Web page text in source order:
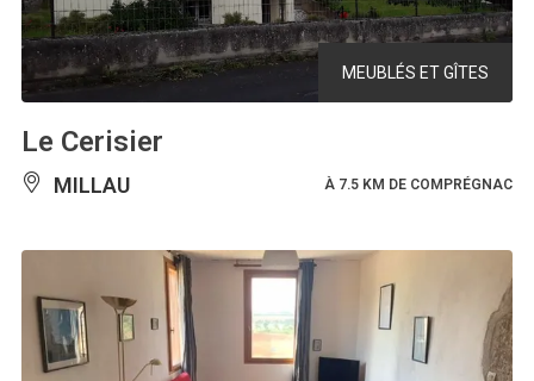
MEUBLÉS ET GÎTES
Le Cerisier
MILLAU À 7.5 KM DE COMPRÉGNAC